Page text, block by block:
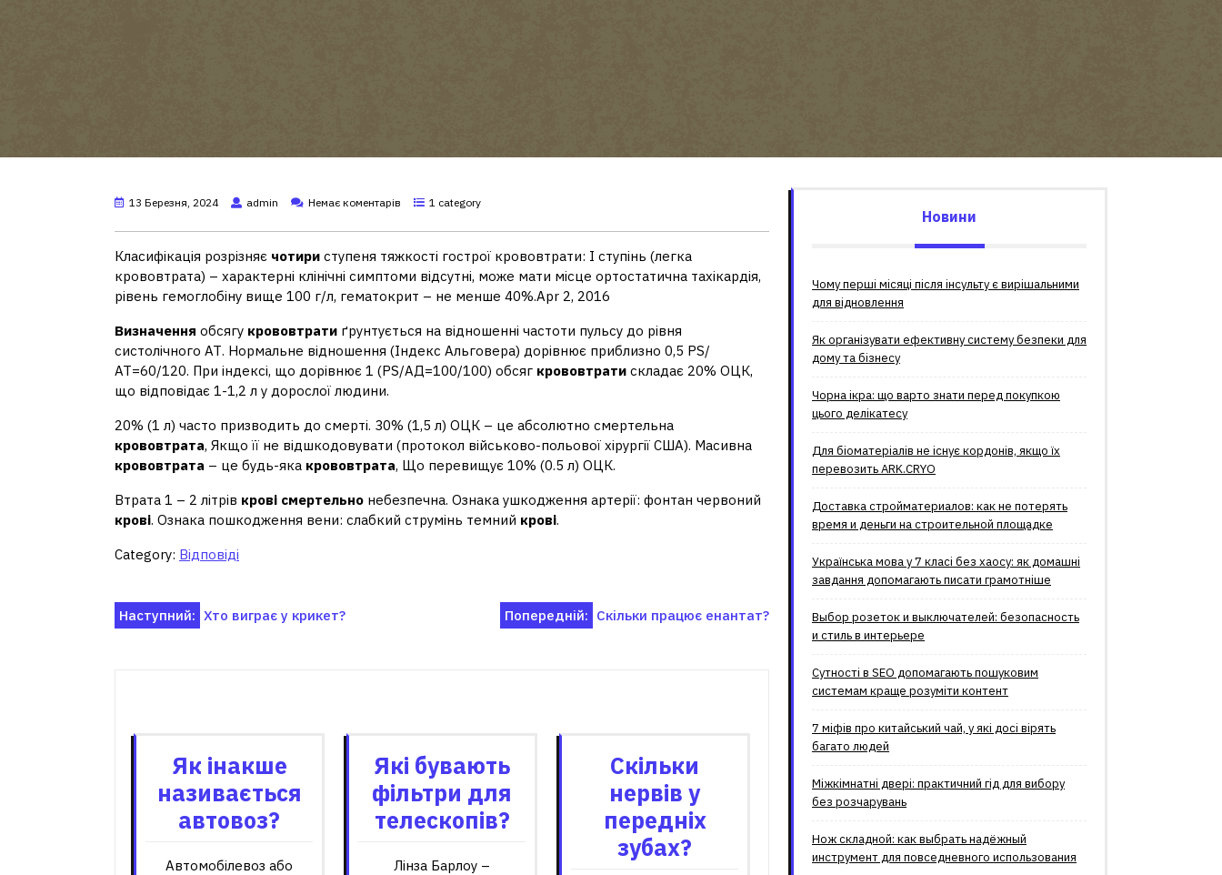
13 Березня, 2024 admin Немає коментарів 1 category
Класифікація розрізняє чотири ступеня тяжкості гострої крововтрати: I ступінь (легка
крововтрата) – характерні клінічні симптоми відсутні, може мати місце ортостатична тахікардія,
рівень гемоглобіну вище 100 г/л, гематокрит – не менше 40%.Apr 2, 2016
Визначення обсягу крововтрати ґрунтується на відношенні частоти пульсу до рівня
систолічного АТ. Нормальне відношення (Індекс Альговера) дорівнює приблизно 0,5 PS/
АТ=60/120. При індексі, що дорівнює 1 (PS/АД=100/100) обсяг крововтрати складає 20% ОЦК,
що відповідає 1-1,2 л у дорослої людини.
20% (1 л) часто призводить до смерті. 30% (1,5 л) ОЦК – це абсолютно смертельна
крововтрата, Якщо її не відшкодовувати (протокол військово-польової хірургії США). Масивна
крововтрата – це будь-яка крововтрата, Що перевищує 10% (0.5 л) ОЦК.
Втрата 1 – 2 літрів крові смертельно небезпечна. Ознака ушкодження артерії: фонтан червоний
крові. Ознака пошкодження вени: слабкий струмінь темний крові.
Category: Відповіді
Навігація
Попередній: Скільки працює енантат?
Наступний: Хто виграє у крикет?
Як інакше
називається
автовоз?
Автомобілевоз або
Які бувають
фільтри для
телескопів?
Лінза Барлоу –
Скільки
нервів у
передніх
зубах?
Новини
Чому перші місяці після інсульту є вирішальними
для відновлення
Як організувати ефективну систему безпеки для
дому та бізнесу
Чорна ікра: що варто знати перед покупкою
цього делікатесу
Для біоматеріалів не існує кордонів, якщо їх
перевозить ARK.CRYO
Доставка стройматериалов: как не потерять
время и деньги на строительной площадке
Українська мова у 7 класі без хаосу: як домашні
завдання допомагають писати грамотніше
Выбор розеток и выключателей: безопасность
и стиль в интерьере
Сутності в SEO допомагають пошуковим
системам краще розуміти контент
7 міфів про китайський чай, у які досі вірять
багато людей
Міжкімнатні двері: практичний гід для вибору
без розчарувань
Нож складной: как выбрать надёжный
инструмент для повседневного использования